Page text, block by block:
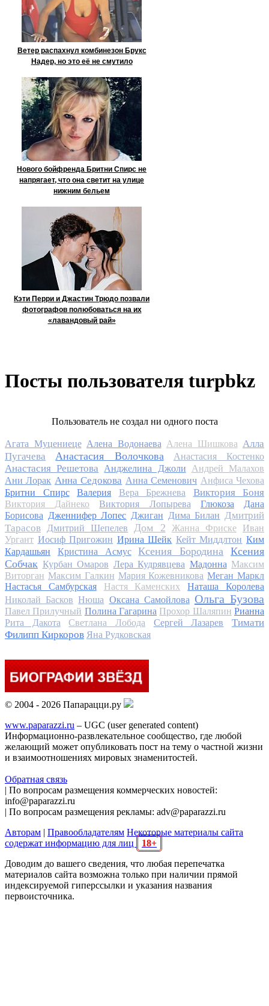
Ветер распахнул комбинезон Брукс
Надер, но это её не смутило
Нового бойфренда Бритни Спирс не
напрягает, что она светит на улице
нижним бельем
Кэти Перри и Джастин Трюдо позвали
фотографов полюбоваться на их
«лавандовый рай»
Посты пользователя turpbkz
Пользователь не создал ни одного поста
Агата Муцениеце Алена Водонаева Алена Шишкова Алла
Пугачева
Анастасия Волочкова Анастасия Костенко
Анастасия Решетова Анджелина Джоли
Андрей Малахов
Ани Лорак Анна Седокова Анна Семенович Анфиса Чехова
Бритни Спирс
Валерия Вера Брежнева Виктория Боня
Виктория Дайнеко Виктория Лопырева Глюкоза
Дана
Борисова Дженнифер Лопес Джиган Дима Билан Дмитрий
Тарасов
Дмитрий Шепелев Дом 2 Жанна Фриске
Иван
Ургант Иосиф Пригожин Ирина Шейк Кейт Миддлтон Ким
Кардашьян
Кристина Асмус Ксения Бородина
Ксения
Собчак Курбан Омаров Лера Кудрявцева Мадонна Максим
Виторган Максим Галкин Мария Кожевникова Меган Маркл
Настасья Самбурская
Настя Каменских
Наташа Королева
Николай Басков Нюша Оксана Самойлова Ольга Бузова
Павел Прилучный Полина Гагарина Прохор Шаляпин Рианна
Рита Дакота
Светлана Лобода Сергей Лазарев
Тимати
Филипп Киркоров Яна Рудковская
© 2004 - 2026 Папарацци.ру
www.paparazzi.ru – UGC (user generated content)
Информационно-развлекательное сообщество, где любой
желающий может опубликовать пост на тему о частной жизни
и взаимоотношениях мировых знаменитостей.
Обратная связь
| По вопросам размещения коммерческих новостей:
info@paparazzi.ru
| По вопросам размещения рекламы: adv@paparazzi.ru
Авторам | Правообладателям Некоторые материалы сайта
содержат информацию для лиц
18+
Доводим до вашего сведения, что любая перепечатка
материалов сайта возможна только при наличии прямой
индексируемой гиперссылки и указания названия
первоисточника.